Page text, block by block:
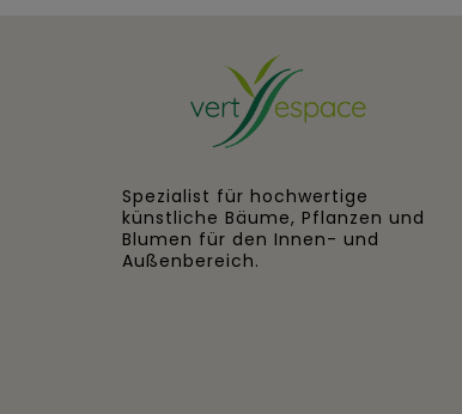
Spezialist für hochwertige
künstliche Bäume, Pflanzen und
Blumen für den Innen- und
Außenbereich.